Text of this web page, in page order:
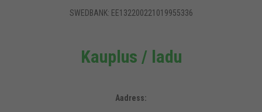
SWEDBANK: EE132200221019955336
Kauplus / ladu
Aadress: